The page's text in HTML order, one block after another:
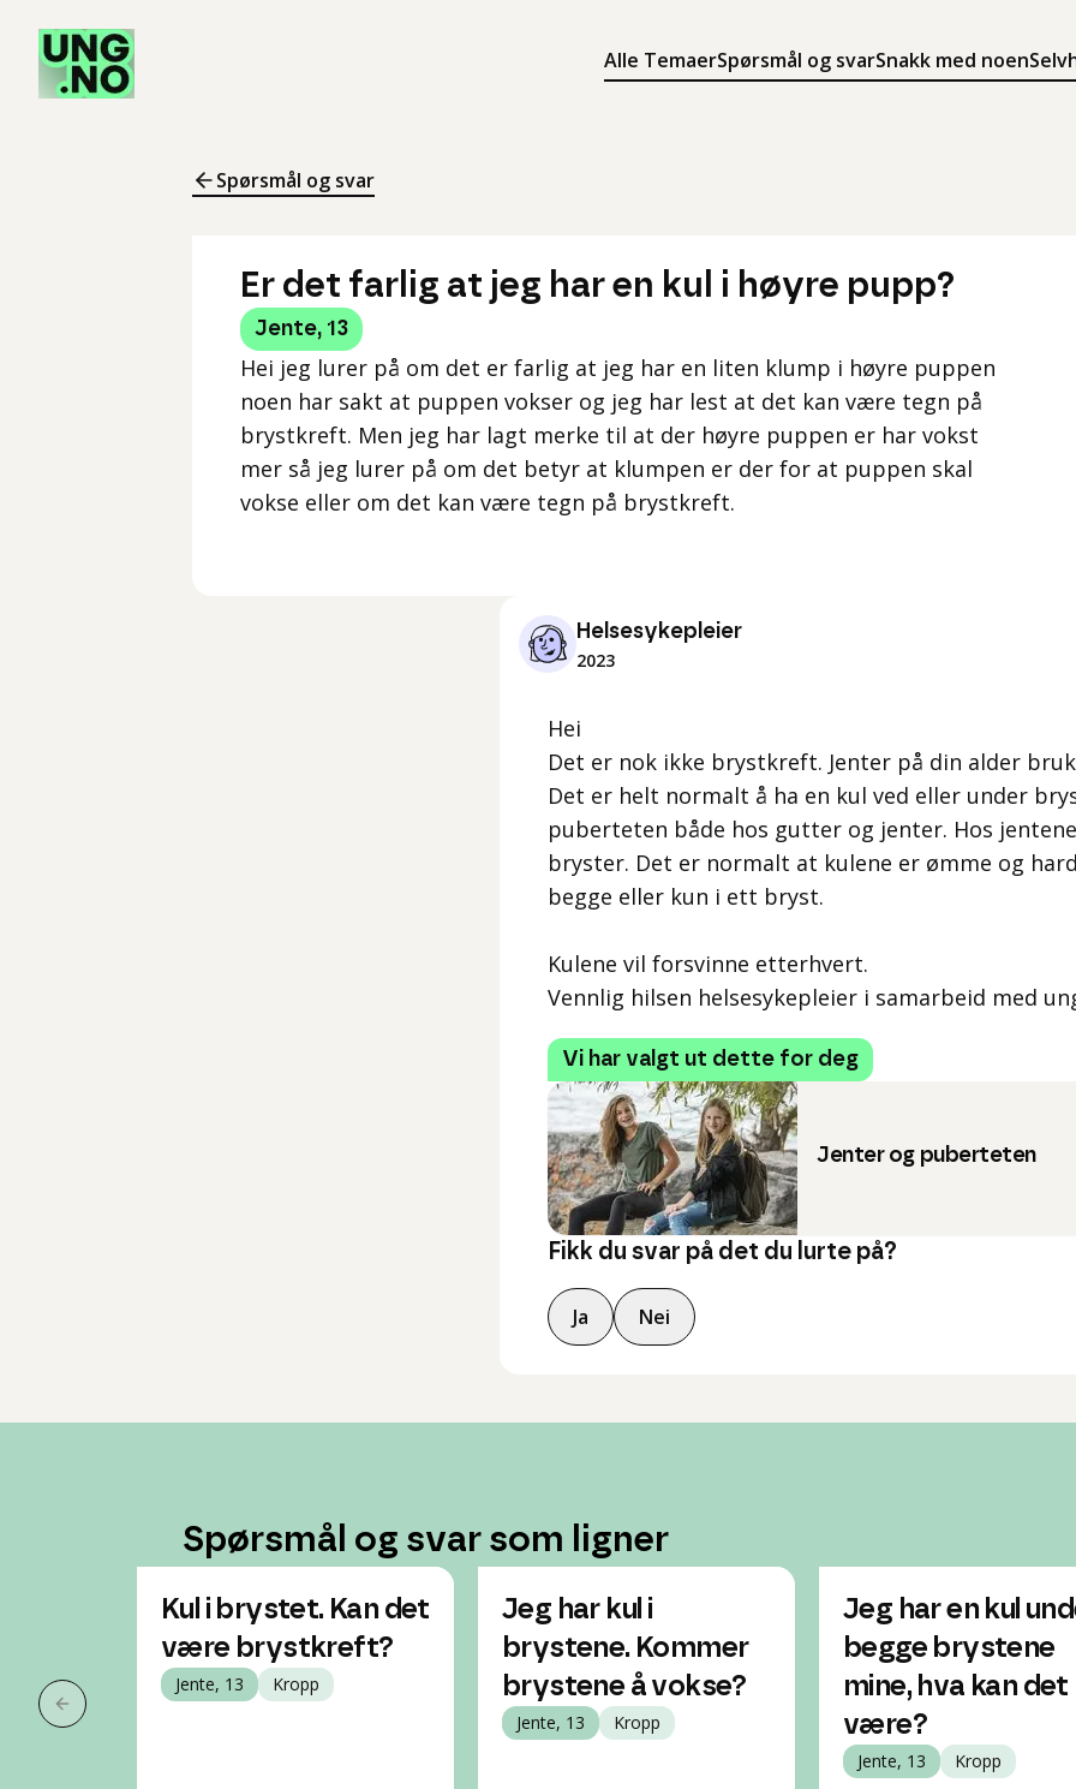
Alle TemaerSpørsmål og svarSnakk med noen
Søk
Meny
Spørsmål og svar
Er det farlig at jeg har en kul i høyre pupp?
Jente, 13
Hei jeg lurer på om det er farlig at jeg har en liten klump i høyre puppen
noen har sakt at puppen vokser og jeg har lest at det kan være tegn på
brystkreft. Men jeg har lagt merke til at der høyre puppen er har vokst
mer så jeg lurer på om det betyr at klumpen er der for at puppen skal
vokse eller om det kan være tegn på brystkreft.
Helsesykepleier
2023
Hei
Det er nok ikke brystkreft. Jenter på din alder
Det er helt normalt å ha en kul ved eller under
puberteten både hos gutter og jenter. Hos
bryster. Det er normalt at kulene er ømme og
begge eller kun i ett bryst.
Kulene vil forsvinne etterhvert.
Vennlig hilsen helsesykepleier i samarbeid med
Vi har valgt ut dette for deg
Jenter og puberteten
Fikk du svar på det du lurte på?
Ja Nei
Spørsmål og svar som ligner
Forrige slide
Kul i brystet. Kan det
være brystkreft?
Jente, 13 Kropp
Jeg har kul i
brystene. Kommer
brystene å vokse?
Jente, 13 Kropp
Jeg har en kul
begge brystene
mine, hva kan det
være?
Jente, 13 Kropp